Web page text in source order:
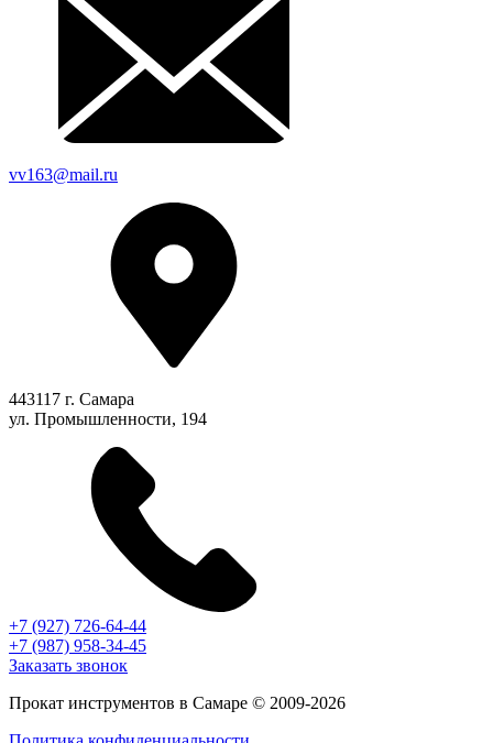
vv163@mail.ru
443117 г. Самара
ул. Промышленности, 194
+7 (927) 726-64-44
+7 (987) 958-34-45
Заказать звонок
Прокат инструментов в Самаре © 2009-2026